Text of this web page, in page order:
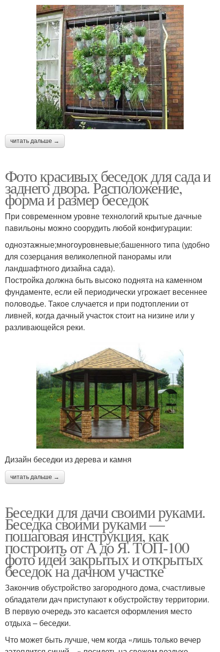
читать дальше →
Фото красивых беседок для сада и
заднего двора. Расположение,
форма и размер беседок
При современном уровне технологий крытые дачные
павильоны можно соорудить любой конфигурации:
одноэтажные;многоуровневые;башенного типа (удобно
для созерцания великолепной панорамы или
ландшафтного дизайна сада).
Постройка должна быть высоко поднята на каменном
фундаменте, если ей периодически угрожает весеннее
половодье. Такое случается и при подтоплении от
ливней, когда дачный участок стоит на низине или у
разливающейся реки.
Дизайн беседки из дерева и камня
читать дальше →
Беседки для дачи своими руками.
Беседка своими руками —
пошаговая инструкция, как
построить от А до Я. ТОП-100
фото идей закрытых и открытых
беседок на дачном участке
Закончив обустройство загородного дома, счастливые
обладатели дач приступают к обустройству территории.
В первую очередь это касается оформления место
отдыха – беседки.
Что может быть лучше, чем когда «лишь только вечер